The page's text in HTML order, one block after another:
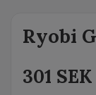
Ryobi
301 SEK